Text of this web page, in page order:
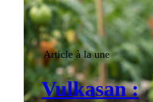
Article à la une
Vulkasan :